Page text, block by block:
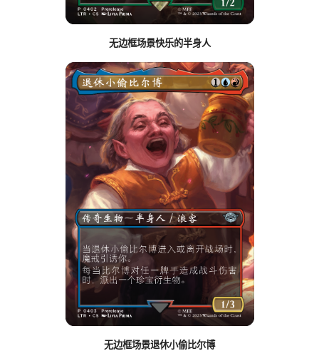
无边框场景快乐的半身人
无边框场景退休小偷比尔博